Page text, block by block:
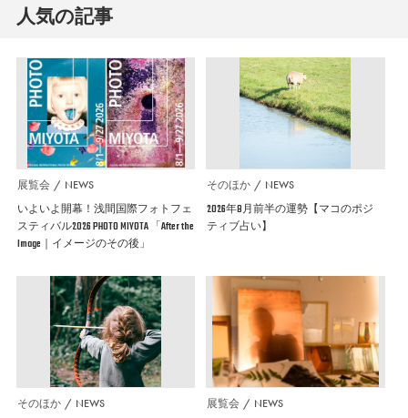
人気の記事
展覧会 NEWS
いよいよ開幕！浅間国際フォトフェ
スティバル2026 PHOTO MIYOTA 「After the
Image｜イメージのその後」
そのほか NEWS
2026年8月前半の運勢【マコのポジ
ティブ占い】
そのほか NEWS 展覧会 NEWS